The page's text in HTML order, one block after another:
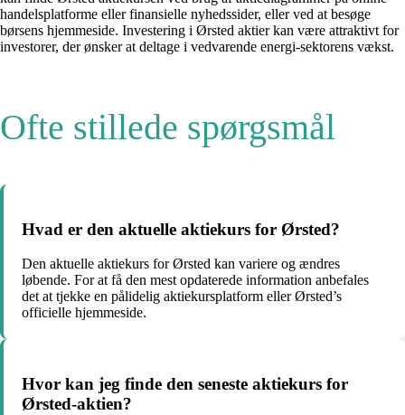
handelsplatforme eller finansielle nyhedssider, eller ved at besøge
børsens hjemmeside. Investering i Ørsted aktier kan være attraktivt for
investorer, der ønsker at deltage i vedvarende energi-sektorens vækst.
Ofte stillede spørgsmål
Hvad er den aktuelle aktiekurs for Ørsted?
Den aktuelle aktiekurs for Ørsted kan variere og ændres
løbende. For at få den mest opdaterede information anbefales
det at tjekke en pålidelig aktiekursplatform eller Ørsted’s
officielle hjemmeside.
Hvor kan jeg finde den seneste aktiekurs for
Ørsted-aktien?